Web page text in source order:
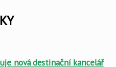
nová destinační kancelář